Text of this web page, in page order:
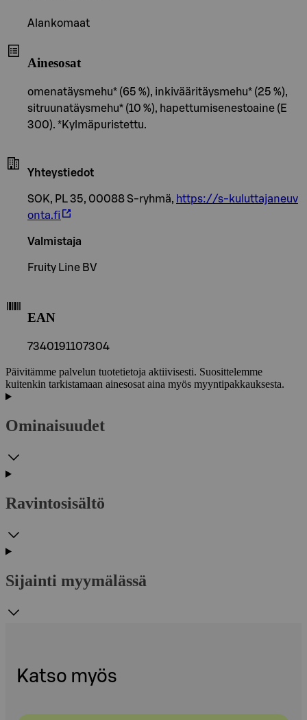
Alankomaat
Ainesosat
omenatäysmehu* (65 %), inkivääritäysmehu* (25 %),
sitruunatäysmehu* (10 %), hapettumisenestoaine (E
300). *Kylmäpuristettu.
Yhteystiedot
SOK, PL 35, 00088 S-ryhmä, https://s-kuluttajaneuv
onta.fi
Valmistaja
Fruity Line BV
EAN
7340191107304
Päivitämme palvelun tuotetietoja aktiivisesti. Suosittelemme
kuitenkin tarkistamaan ainesosat aina myös myyntipakkauksesta.
Ominaisuudet
Ravintosisältö
Sijainti myymälässä
Katso myös